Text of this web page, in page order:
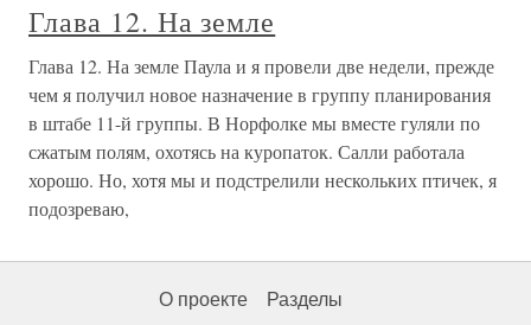
Глава 12. На земле
Глава 12. На земле Паула и я провели две недели, прежде
чем я получил новое назначение в группу планирования
в штабе 11-й группы. В Норфолке мы вместе гуляли по
сжатым полям, охотясь на куропаток. Салли работала
хорошо. Но, хотя мы и подстрелили нескольких птичек, я
подозреваю,
О проекте Разделы